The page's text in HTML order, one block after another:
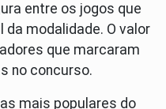
entre os jogos que
modalidade. O valor
que marcaram
no concurso.
mais populares do